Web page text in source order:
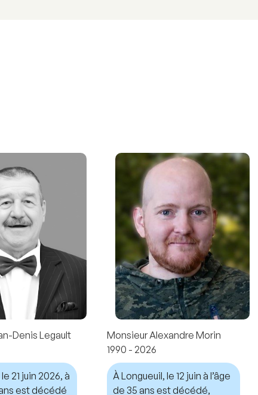
Denis Legault
21 juin 2026, à
est décédé
Monsieur Alexandre Morin
1990 - 2026
À Longueuil, le 12 juin à l’âge
de 35 ans est décédé,